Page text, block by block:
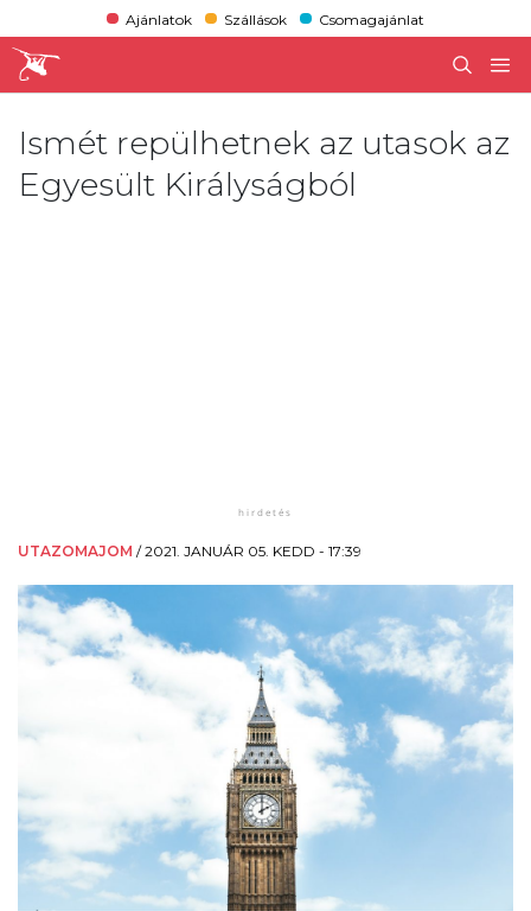
Ajánlatok Szállások Csomagajánlat
Ismét repülhetnek az utasok az
Egyesült Királyságból
UTAZOMAJOM /2021. JANUÁR 05. KEDD - 17:39